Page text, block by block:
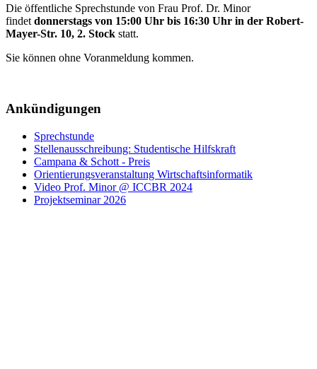
Die öffentliche Sprechstunde von Frau Prof. Dr. Minor
findet donnerstags von 15:00 Uhr bis 16:30 Uhr in der Robert-
Mayer-Str. 10, 2. Stock statt.
Sie können ohne Voranmeldung kommen.
Ankündigungen
Sprechstunde
Stellenausschreibung: Studentische Hilfskraft
Campana & Schott - Preis
Orientierungsveranstaltung Wirtschaftsinformatik
Video Prof. Minor @ ICCBR 2024
Projektseminar 2026